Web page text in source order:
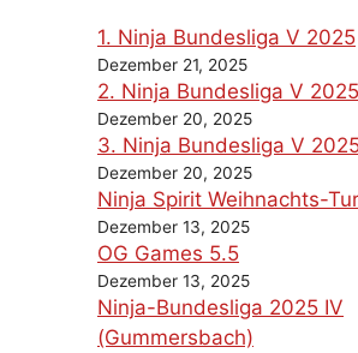
1. Ninja Bundesliga V 2025
Dezember 21, 2025
2. Ninja Bundesliga V 2025
Dezember 20, 2025
3. Ninja Bundesliga V
Dezember 20, 2025
Ninja Spirit Weihnachts-
Dezember 13, 2025
OG Games 5.5
Dezember 13, 2025
Ninja-Bundesliga 2025 IV
(Gummersbach)